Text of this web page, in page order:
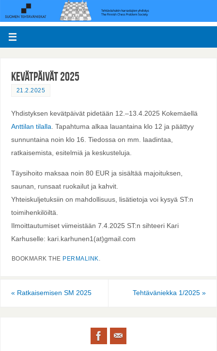
Kevätpäivät 2025
21.2.2025
Yhdistyksen kevätpäivät pidetään 12.–13.4.2025 Kokemäellä
Anttilan tilalla. Tapahtuma alkaa lauantaina klo 12 ja päättyy
sunnuntaina noin klo 16. Tiedossa on mm. laadintaa,
ratkaisemista, esitelmiä ja keskusteluja.
Täysihoito maksaa noin 80 EUR ja sisältää majoituksen,
saunan, runsaat ruokailut ja kahvit.
Yhteiskuljetuksiin on mahdollisuus, lisätietoja voi kysyä ST:n
toimihenkilöiltä.
Ilmoittautumiset viimeistään 7.4.2025 ST:n sihteeri Kari
Karhuselle: kari.karhunen1(at)gmail.com
BOOKMARK THE PERMALINK.
« Ratkaisemisen SM 2025 Tehtäväniekka 1/2025»